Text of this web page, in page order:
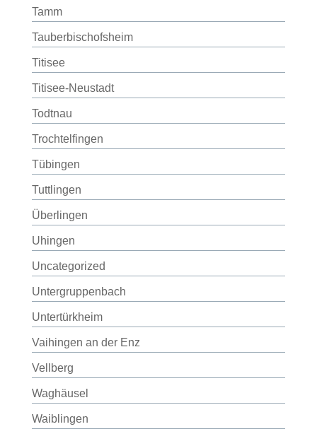
Tamm
Tauberbischofsheim
Titisee
Titisee-Neustadt
Todtnau
Trochtelfingen
Tübingen
Tuttlingen
Überlingen
Uhingen
Uncategorized
Untergruppenbach
Untertürkheim
Vaihingen an der Enz
Vellberg
Waghäusel
Waiblingen